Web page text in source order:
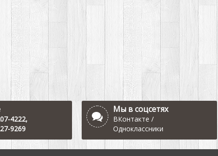
4222,
9269
Мы в соцсетях
ВКонтакте /
Одноклассники